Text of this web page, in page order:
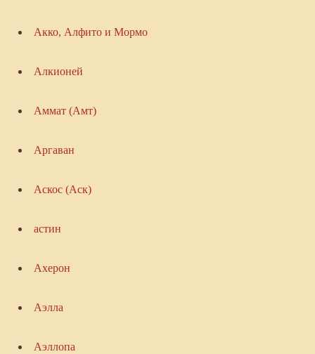
Акко, Алфито и Мормо
Алкионей
Аммат (Амт)
Аргаван
Аскос (Аск)
астин
Ахерон
Аэлла
Аэллопа